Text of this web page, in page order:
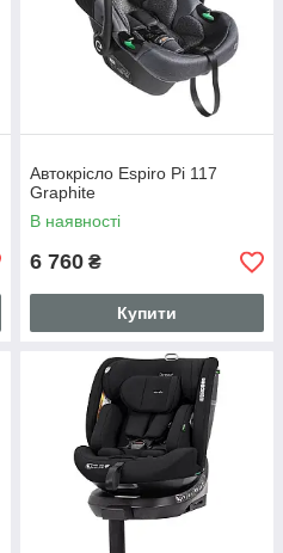
Автокрісло Espiro Pi 117
Graphite
В наявності
6 760 ₴
Купити